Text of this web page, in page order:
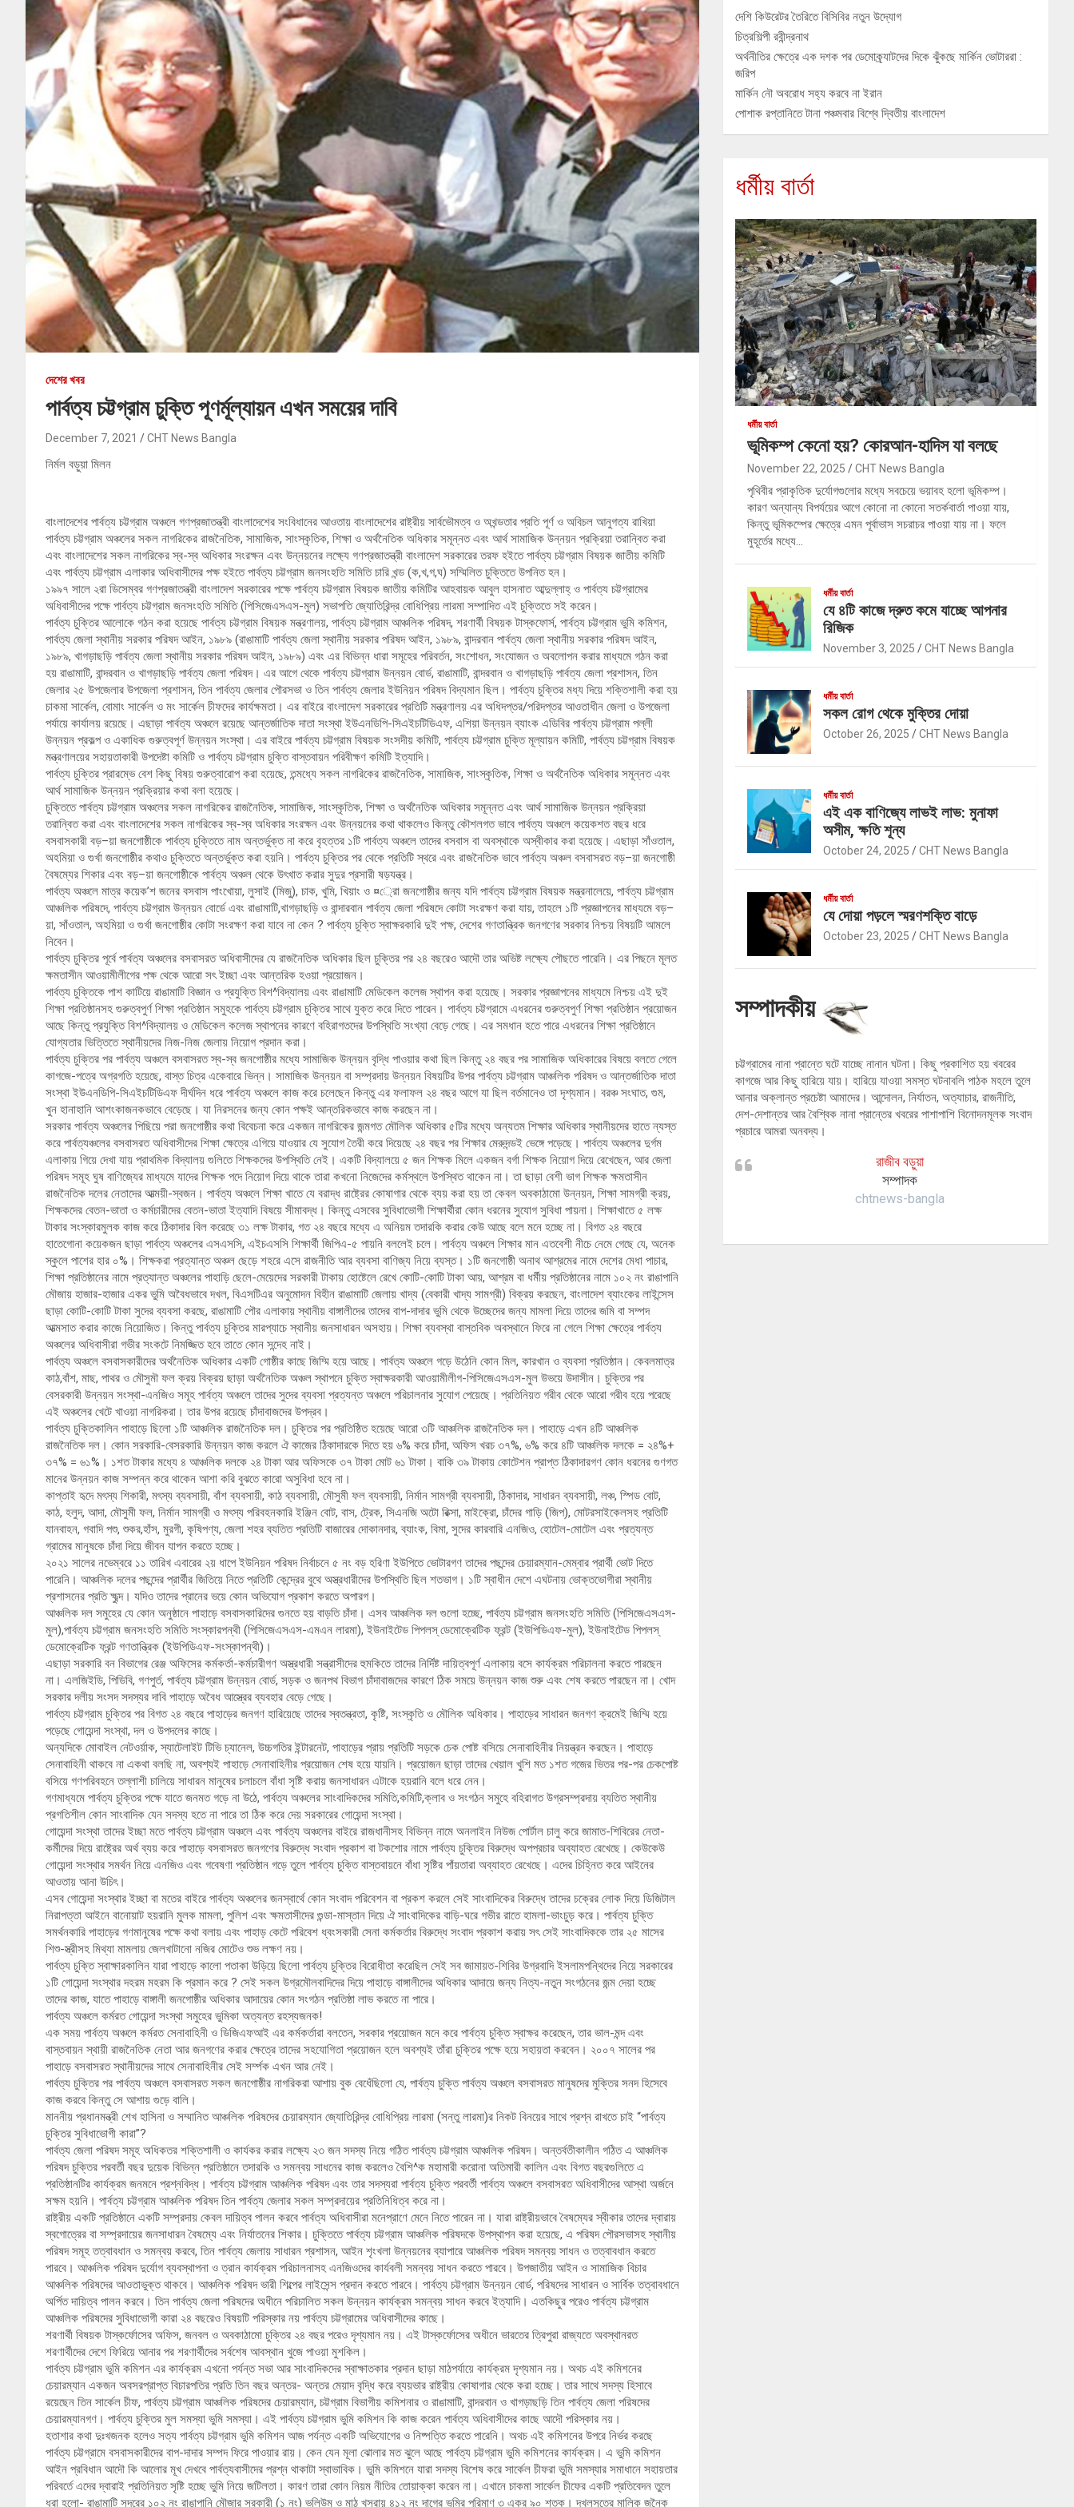
দেশের খবর
পার্বত্য চট্টগ্রাম চুক্তি পূণর্মূল্যায়ন এখন সময়ের দাবি
December 7, 2021 CHT News Bangla
নির্মল বড়ুয়া মিলন
বাংলাদেশের পার্বত্য চট্টগ্রাম অঞ্চলে গণপ্রজাতন্ত্রী বাংলাদেশের সংবিধানের আওতায় বাংলাদেশের রাষ্ট্রীয় সার্বভৌমত্ব ও অখন্ডতার প্রতি পূর্ণ ও অবিচল আনুগত্য রাখিয়া
পার্বত্য চট্টগ্রাম অঞ্চলের সকল নাগরিকের রাজনৈতিক, সামাজিক, সাংস্কৃতিক, শিক্ষা ও অর্থনৈতিক অধিকার সমূন্নত এবং আর্থ সামাজিক উন্নয়ন প্রক্রিয়া তরান্বিত করা
এবং বাংলাদেশের সকল নাগরিকের স্ব-স্ব অধিকার সংরক্ষন এবং উন্নয়নের লক্ষ্যে গণপ্রজাতন্ত্রী বাংলাদেশ সরকারের তরফ হইতে পার্বত্য চট্টগ্রাম বিষয়ক জাতীয় কমিটি
এবং পার্বত্য চট্টগ্রাম এলাকার অধিবাসীদের পক্ষ হইতে পার্বত্য চট্টগ্রাম জনসংহতি সমিতি চারি খন্ড (ক,খ,গ,ঘ) সম্মিলিত চুক্তিতে উপনিত হন।
১৯৯৭ সালে ২রা ডিসেম্বর গণপ্রজাতন্ত্রী বাংলাদেশ সরকারের পক্ষে পার্বত্য চট্টগ্রাম বিষয়ক জাতীয় কমিটির আহবায়ক আবুল হাসনাত আব্দুল্লাহ্ ও পার্বত্য চট্টগ্রামের
অধিবাসীদের পক্ষে পার্বত্য চট্টগ্রাম জনসংহতি সমিতি (পিসিজেএসএস-মুল) সভাপতি জ্যোতিরিন্দ্র বোধিপ্রিয় লারমা সম্পাদিত এই চুক্তিতে সই করেন।
পার্বত্য চুক্তির আলোকে গঠন করা হয়েছে পার্বত্য চট্টগ্রাম বিষয়ক মন্ত্রণালয়, পার্বত্য চট্টগ্রাম আঞ্চলিক পরিষদ, শরণার্থী বিষয়ক টাস্কফোর্স, পার্বত্য চট্টগ্রাম ভুমি কমিশন,
পার্বত্য জেলা স্থানীয় সরকার পরিষদ আইন, ১৯৮৯ (রাঙামাটি পার্বত্য জেলা স্থানীয় সরকার পরিষদ আইন, ১৯৮৯, বান্দরবান পার্বত্য জেলা স্থানীয় সরকার পরিষদ আইন,
১৯৮৯, খাগড়াছড়ি পার্বত্য জেলা স্থানীয় সরকার পরিষদ আইন, ১৯৮৯) এবং এর বিভিন্ন ধারা সমূহের পরিবর্তন, সংশোধন, সংযোজন ও অবলোপন করার মাধ্যমে গঠন করা
হয় রাঙামাটি, বান্দরবান ও খাগড়াছড়ি পার্বত্য জেলা পরিষদ। এর আগে থেকে পার্বত্য চট্টগ্রাম উন্নয়ন বোর্ড, রাঙামাটি, বান্দরবান ও খাগড়াছড়ি পার্বত্য জেলা প্রশাসন, তিন
জেলার ২৫ উপজেলার উপজেলা প্রশাসন, তিন পার্বত্য জেলার পৌরসভা ও তিন পার্বত্য জেলার ইউনিয়ন পরিষদ বিদ্যমান ছিল। পার্বত্য চুক্তির মধ্য দিয়ে শক্তিশালী করা হয়
চাকমা সার্কেল, বোমাং সার্কেল ও মং সার্কেল চীফদের কার্যক্ষমতা। এর বাইরে বাংলাদেশ সরকারের প্রতিটি মন্ত্রণালয় এর অধিদপ্তর/পরিদপ্তর আওতাধীন জেলা ও উপজেলা
পর্যায়ে কার্যালয় রয়েছে। এছাড়া পার্বত্য অঞ্চলে রয়েছে আন্তর্জাতিক দাতা সংস্থা ইউএনডিপি-সিএইচটিডিএফ, এশিয়া উন্নয়ন ব্যাংক এডিবির পার্বত্য চট্টগ্রাম পল্লী
উন্নয়ন প্রকল্প ও একাধিক গুরুত্বপূর্ণ উন্নয়ন সংস্থা। এর বাইরে পার্বত্য চট্টগ্রাম বিষয়ক সংসদীয় কমিটি, পার্বত্য চট্টগ্রাম চুক্তি মূল্যায়ন কমিটি, পার্বত্য চট্টগ্রাম বিষয়ক
মন্ত্রণালয়ের সহায়তাকারী উপদেষ্টা কমিটি ও পার্বত্য চট্টগ্রাম চুক্তি বাস্তবায়ন পরিবীক্ষণ কমিটি ইত্যাদি।
পার্বত্য চুক্তির প্রারম্ভে বেশ কিছু বিষয় গুরুত্বারোপ করা হয়েছে, তন্মধ্যে সকল নাগরিকের রাজনৈতিক, সামাজিক, সাংস্কৃতিক, শিক্ষা ও অর্থনৈতিক অধিকার সমূন্নত এবং
আর্থ সামাজিক উন্নয়ন প্রক্রিয়ার কথা বলা হয়েছে।
চুক্তিতে পার্বত্য চট্টগ্রাম অঞ্চলের সকল নাগরিকের রাজনৈতিক, সামাজিক, সাংস্কৃতিক, শিক্ষা ও অর্থনৈতিক অধিকার সমূন্নত এবং আর্থ সামাজিক উন্নয়ন প্রক্রিয়া
তরান্বিত করা এবং বাংলাদেশের সকল নাগরিকের স্ব-স্ব অধিকার সংরক্ষন এবং উন্নয়নের কথা থাকলেও কিন্তু কৌশলগত ভাবে পার্বত্য অঞ্চলে কয়েকশত বছর ধরে
বসবাসকারী বড়–য়া জনগোষ্ঠীকে পার্বত্য চুক্তিতে নাম অন্তর্ভুক্ত না করে বৃহত্তর ১টি পার্বত্য অঞ্চলে তাদের বসবাস বা অবস্থাকে অস্বীকার করা হয়েছে। এছাড়া সাঁওতাল,
অহমিয়া ও গুর্খা জনগোষ্ঠীর কথাও চুক্তিতে অন্তর্ভুক্ত করা হয়নি। পার্বত্য চুক্তির পর থেকে প্রতিটি স্থরে এবং রাজনৈতিক ভাবে পার্বত্য অঞ্চল বসবাসরত বড়–য়া জনগোষ্ঠী
বৈষম্যের শিকার এবং বড়–য়া জনগোষ্ঠীকে পার্বত্য অঞ্চল থেকে উৎখাত করার সুদুর প্রসারী ষড়যন্ত্র।
পার্বত্য অঞ্চলে মাত্র কয়েক’শ জনের বসবাস পাংখোয়া, লুসাই (মিজু), চাক, খুমি, খিয়াং ও ¤্রাে জনগোষ্ঠীর জন্য যদি পার্বত্য চট্টগ্রাম বিষয়ক মন্ত্রনালেয়ে, পার্বত্য চট্টগ্রাম
আঞ্চলিক পরিষদে, পার্বত্য চট্টগ্রাম উন্নয়ন বোর্ডে এবং রাঙামাটি,খাগড়াছড়ি ও বান্দারবান পার্বত্য জেলা পরিষদে কোটা সংরক্ষণ করা যায়, তাহলে ১টি প্রজ্ঞাপনের মাধ্যমে বড়–
য়া, সাঁওতাল, অহমিয়া ও গুর্খা জনগোষ্ঠীর কোটা সংরক্ষণ করা যাবে না কেন ? পার্বত্য চুক্তি স্বাক্ষরকারি দুই পক্ষ, দেশের গণতান্ত্রিক জনগণের সরকার নিশ্চয় বিষয়টি আমলে
নিবেন।
পার্বত্য চুক্তির পূর্বে পার্বত্য অঞ্চলের বসবাসরত অধিবাসীদের যে রাজনৈতিক অধিকার ছিল চুক্তির পর ২৪ বছরেও আদৌ তার অভিষ্ট লক্ষ্যে পৌছতে পারেনি। এর পিছনে মূলত
ক্ষমতাসীন আওয়ামীলীগের পক্ষ থেকে আরো সৎ ইচ্ছা এবং আন্তরিক হওয়া প্রয়োজন।
পার্বত্য চুক্তিকে পাশ কাটিয়ে রাঙামাটি বিজ্ঞান ও প্রযুক্তি বিশ^বিদ্যালয় এবং রাঙামাটি মেডিকেল কলেজ স্থাপন করা হয়েছে। সরকার প্রজ্ঞাপনের মাধ্যমে নিশ্চয় এই দুই
শিক্ষা প্রতিষ্ঠানসহ গুরুত্বপুর্ণ শিক্ষা প্রতিষ্ঠান সমুহকে পার্বত্য চট্টগ্রাম চুক্তির সাথে যুক্ত করে দিতে পারেন। পার্বত্য চট্টগ্রামে এধরনের গুরুত্বপুর্ণ শিক্ষা প্রতিষ্ঠান প্রয়োজন
আছে কিন্তু প্রযুক্তি বিশ^বিদ্যালয় ও মেডিকেল কলেজ স্থাপনের কারণে বহিরাগতদের উপস্থিতি সংখ্যা বেড়ে গেছে। এর সমধান হতে পারে এধরনের শিক্ষা প্রতিষ্ঠানে
যোগ্যতার ভিত্তিতে স্থানীয়দের নিজ-নিজ জেলায় নিয়োগ প্রদান করা।
পার্বত্য চুক্তির পর পার্বত্য অঞ্চলে বসবাসরত স্ব-স্ব জনগোষ্ঠীর মধ্যে সামাজিক উন্নয়ন বৃদ্ধি পাওয়ার কথা ছিল কিন্তু ২৪ বছর পর সামাজিক অধিকারের বিষয়ে বলতে গেলে
কাগজে-পত্রে অগ্রগতি হয়েছে, বাস্ত চিত্র একেবারে ভিন্ন। সামাজিক উন্নয়ন বা সম্প্রদায় উন্নয়ন বিষয়টির উপর পার্বত্য চট্টগ্রাম আঞ্চলিক পরিষদ ও আন্তর্জাতিক দাতা
সংস্থা ইউএনডিপি-সিএইচটিডিএফ দীর্ঘদিন ধরে পার্বত্য অঞ্চলে কাজ করে চলেছেন কিন্তু এর ফলাফল ২৪ বছর আগে যা ছিল বর্তমানেও তা দৃশ্যমান। বরঞ্চ সংঘাত, গুম,
খুন হানাহানি আশংকাজনকভাবে বেড়েছে। যা নিরসনের জন্য কোন পক্ষই আন্তরিকভাবে কাজ করছেন না।
সরকার পার্বত্য অঞ্চলের পিছিয়ে পরা জনগোষ্ঠীর কথা বিবেচনা করে একজন নাগরিকের জন্মগত মৌলিক অধিকার ৫টির মধ্যে অন্যতম শিক্ষার অধিকার স্থানীয়দের হাতে ন্যস্ত
করে পার্বত্যঞ্চলের বসবাসরত অধিবাসীদের শিক্ষা ক্ষেত্রে এগিয়ে যাওয়ার যে সুযোগ তৈরী করে দিয়েছে ২৪ বছর পর শিক্ষার মেরুদন্ডই ভেঙ্গে পড়েছে। পার্বত্য অঞ্চলের দুর্গম
এলাকায় গিয়ে দেখা যায় প্রাথমিক বিদ্যালয় গুলিতে শিক্ষকদের উপস্থিতি নেই। একটি বিদ্যালয়ে ৫ জন শিক্ষক মিলে একজন বর্গা শিক্ষক নিয়োগ দিয়ে রেখেছেন, আর জেলা
পরিষদ সমূহ ঘুষ বাণিজ্যের মাধ্যমে যাদের শিক্ষক পদে নিয়োগ দিয়ে থাকে তারা কখনো নিজেদের কর্মস্থলে উপস্থিত থাকেন না। তা ছাড়া বেশী ভাগ শিক্ষক ক্ষমতাসীন
রাজনৈতিক দলের নেতাদের আত্ময়ী-স্বজন। পার্বত্য অঞ্চলে শিক্ষা খাতে যে বরাদ্ধ রাষ্ট্রের কোষাগার থেকে ব্যয় করা হয় তা কেবল অবকাঠামো উন্নয়ন, শিক্ষা সামগ্রী ক্রয়,
শিক্ষকদের বেতন-ভাতা ও কর্মচারীদের বেতন-ভাতা ইত্যাদি বিষয়ে সীমাবদ্ধ। কিন্তু এসবের সুবিধাভোগী শিক্ষার্থীরা কোন ধরনের সুযোগ সুবিধা পায়না। শিক্ষাখাতে ৫ লক্ষ
টাকার সংস্কারমুলক কাজ করে ঠিকাদার বিল করেছে ৩১ লক্ষ টাকার, গত ২৪ বছরে মধ্যে এ অনিয়ম তদারকি করার কেউ আছে বলে মনে হচ্ছে না। বিগত ২৪ বছরে
হাতেগোনা কয়েকজন ছাড়া পার্বত্য অঞ্চলের এসএসসি, এইচএসসি শিক্ষার্থী জিপিএ-৫ পায়নি বললেই চলে। পার্বত্য অঞ্চলে শিক্ষার মান এতবেশী নীচে নেমে গেছে যে, অনেক
স্কুলে পাশের হার ০%। শিক্ষকরা প্রত্যান্ত অঞ্চল ছেড়ে শহরে এসে রাজনীতি আর ব্যবসা বাণিজ্য নিয়ে ব্যস্ত। ১টি জনগোষ্ঠী অনাথ আশ্রমের নামে দেশের মেধা পাচার,
শিক্ষা প্রতিষ্ঠানের নামে প্রত্যান্ত অঞ্চলের পাহাড়ি ছেলে-মেয়েদের সরকারী টাকায় হোষ্টেলে রেখে কোটি-কোটি টাকা আয়, আশ্রম বা ধর্মীয় প্রতিষ্ঠানের নামে ১০২ নং রাঙাপানি
মৌজায় হাজার-হাজার একর ভুমি অবৈধভাবে দখল, বিএসটিএর অনুমোদন বিহীন রাঙামাটি জেলায় খাদ্য (বেকারী খাদ্য সামগ্রী) বিক্রয় করছেন, বাংলাদেশ ব্যাংকের লাইন্সেস
ছাড়া কোটি-কোটি টাকা সুদের ব্যবসা করছে, রাঙামাটি পৌর এলাকায় স্থানীয় বাঙ্গালীদের তাদের বাপ-দাদার ভুমি থেকে উচ্ছেদের জন্য মামলা দিয়ে তাদের জমি বা সম্পদ
আত্মসাত করার কাজে নিয়োজিত। কিন্তু পার্বত্য চুক্তির মারপ্যাচে স্থানীয় জনসাধারন অসহায়। শিক্ষা ব্যবস্থা বাস্তবিক অবস্থানে ফিরে না গেলে শিক্ষা ক্ষেত্রে পার্বত্য
অঞ্চলের অধিবাসীরা গভীর সংকটে নিমজ্জিত হবে তাতে কোন সন্দেহ নাই।
পার্বত্য অঞ্চলে বসবাসকারীদের অর্থনৈতিক অধিকার একটি গোষ্ঠীর কাছে জিম্মি হয়ে আছে। পার্বত্য অঞ্চলে গড়ে উঠেনি কোন মিল, কারখান ও ব্যবসা প্রতিষ্ঠান। কেবলমাত্র
কাঠ,বাঁশ, মাছ, পাথর ও মৌসুমৗ ফল ক্রয় বিক্রয় ছাড়া অর্থনৈতিক অঞ্চল স্থাপনে চুক্তি স্বাক্ষরকারী আওয়ামীলীগ-পিসিজেএসএস-মুল উভয়ে উদাসীন। চুক্তির পর
বেসরকারী উন্নয়ন সংস্থা-এনজিও সমূহ পার্বত্য অঞ্চলে তাদের সুদের ব্যবসা প্রত্যন্ত অঞ্চলে পরিচালনার সুযোগ পেয়েছে। প্রতিনিয়ত গরীব থেকে আরো গরীব হয়ে পরেছে
এই অঞ্চলের খেটে খাওয়া নাগরিকরা। তার উপর রয়েছে চাঁদাবাজদের উপদ্রব।
পার্বত্য চুক্তিকালিন পাহাড়ে ছিলো ১টি আঞ্চলিক রাজনৈতিক দল। চুক্তির পর প্রতিষ্ঠিত হয়েছে আরো ৩টি আঞ্চলিক রাজনৈতিক দল। পাহাড়ে এখন ৪টি আঞ্চলিক
রাজনৈতিক দল। কোন সরকারি-বেসরকারি উন্নয়ন কাজ করলে ঐ কাজের ঠিকাদারকে দিতে হয় ৬% করে চাঁদা, অফিস খরচ ৩৭%, ৬% করে ৪টি আঞ্চলিক দলকে = ২৪%+
৩৭% = ৬১%। ১শত টাকার মধ্যে ৪ আঞ্চলিক দলকে ২৪ টাকা আর অফিসকে ৩৭ টাকা মোট ৬১ টাকা। বাকি ৩৯ টাকায় কোটেশন প্রাপ্ত ঠিকাদারগণ কোন ধরনের গুণগত
মানের উন্নয়ন কাজ সম্পন্ন করে থাকেন আশা করি বুঝতে কারো অসুবিধা হবে না।
কাপ্তাই হৃদে মৎস্য শিকারী, মৎস্য ব্যবসায়ী, বাঁশ ব্যবসায়ী, কাঠ ব্যবসায়ী, মৌসুমী ফল ব্যবসায়ী, নির্মান সামগ্রী ব্যবসায়ী, ঠিকাদার, সাধারন ব্যবসায়ী, লঞ্চ, স্পিড বোট,
কাঠ, হলুদ, আদা, মৌসুমী ফল, নির্মান সামগ্রী ও মৎস্য পরিবহনকারি ইঞ্জিন বোট, বাস, ট্রেক, সিএনজি অটো রিক্সা, মাইক্রো, চাঁদের গাড়ি (জিপ), মোটরসাইকেলসহ প্রতিটি
যানবাহন, গবাদি পশু, শুকর,হাঁস, মুরগী, কৃষিপণ্য, জেলা শহর ব্যতিত প্রতিটি বাজারের দোকানদার, ব্যাংক, বিমা, সুদের কারবারি এনজিও, হোটেল-মোটেল এবং প্রত্যন্ত
গ্রামের মানুষকে চাঁদা দিয়ে জীবন যাপন করতে হচ্ছে।
২০২১ সালের নভেম্বরে ১১ তারিখ এবারের ২য় ধাপে ইউনিয়ন পরিষদ নির্বাচনে ৫ নং বড় হরিণা ইউপিতে ভোটারগণ তাদের পছন্দের চেয়ারম্যান-মেম্বার প্রার্থী ভোট দিতে
পারেনি। আঞ্চলিক দলের পছন্দের প্রার্থীর জিতিয়ে নিতে প্রতিটি কেন্দ্রের বুথে অস্ত্রধারীদের উপস্থিতি ছিল শতভাগ। ১টি স্বাধীন দেশে এঘটনায় ভোক্তভোগীরা স্থানীয়
প্রশাসনের প্রতি ক্ষুব্দ। যদিও তাদের প্রানের ভয়ে কোন অভিযোগ প্রকাশ করতে অপারগ।
আঞ্চলিক দল সমুহের যে কোন অনুষ্ঠানে পাহাড়ে বসবাসকারিদের গুনতে হয় বাড়তি চাঁদা। এসব আঞ্চলিক দল গুলো হচ্ছে, পার্বত্য চট্টগ্রাম জনসংহতি সমিতি (পিসিজেএসএস-
মুল),পার্বত্য চট্টগ্রাম জনসংহতি সমিতি সংস্কারপন্থী (পিসিজেএসএস-এমএন লারমা), ইউনাইটেড পিপলস্ ডেমোক্রেটিক ফ্রন্ট (ইউপিডিএফ-মুল), ইউনাইটেড পিপলস্
ডেমোক্রেটিক ফ্রন্ট গণতান্ত্রিক (ইউপিডিএফ-সংস্কাপন্থী)।
এছাড়া সরকারি বন বিভাগের রেঞ্জ অফিসের কর্মকর্তা-কর্মচারীগণ অস্ত্রধারী সন্ত্রাসীদের হুমকিতে তাদের নির্দিষ্ট দায়িত্বপূর্ণ এলাকায় বসে কার্যক্রম পরিচালনা করতে পারছেন
না। এলজিইডি, পিডিবি, গণপুর্ত, পার্বত্য চট্টগ্রাম উন্নয়ন বোর্ড, সড়ক ও জনপথ বিভাগ চাঁদাবাজদের কারণে ঠিক সময়ে উন্নয়ন কাজ শুরু এবং শেষ করতে পারছেন না। খোদ
সরকার দলীয় সংসদ সদস্যর দাবি পাহাড়ে অবৈধ আস্ত্রের ব্যবহার বেড়ে গেছে।
পার্বত্য চট্টগ্রাম চুক্তির পর বিগত ২৪ বছরে পাহাড়ের জনগণ হারিয়েছে তাদের স্বতন্ত্রতা, কৃষ্টি, সংস্কৃতি ও মৌলিক অধিকার। পাহাড়ের সাধারন জনগণ ক্রমেই জিম্মি হয়ে
পড়েছে গোয়েন্দা সংস্থা, দল ও উপদলের কাছে।
অন্যদিকে মোবাইল নেটওর্য়াক, স্যাটেলাইট টিভি চ্যানেল, উচ্চগতির ইন্টারনেট, পাহাড়ের প্রায় প্রতিটি সড়কে চেক পোষ্ট বসিয়ে সেনাবাহিনীর নিয়ন্ত্রন করছেন। পাহাড়ে
সেনাবাহিনী থাকবে না একথা বলছি না, অবশ্যই পাহাড়ে সেনাবাহিনীর প্রয়োজন শেষ হয়ে যায়নি। প্রয়োজন ছাড়া তাদের খেয়াল খুশি মত ১শত গজের ভিতর পর-পর চেকপোষ্ট
বসিয়ে গণপরিবহনে তল্লাশী চালিয়ে সাধারন মানুষের চলাচলে বাঁধা সৃষ্টি করায় জনসাধারন এটাকে হয়রানি বলে ধরে নেন।
গণমাধ্যমে পার্বত্য চুক্তির পক্ষে যাতে জনমত গড়ে না উঠে, পার্বত্য অঞ্চলের সাংবাদিকদের সমিতি,কমিটি,ক্লাব ও সংগঠন সমুহে বহিরাগত উগ্রসম্প্রদায় ব্যতিত স্থানীয়
প্রগতিশীল কোন সাংবাদিক যেন সদস্য হতে না পারে তা ঠিক করে দেয় সরকারের গোয়েন্দা সংস্থা।
গোয়েন্দা সংস্থা তাদের ইচ্ছা মতে পার্বত্য চট্টগ্রাম অঞ্চলে এবং পার্বত্য অঞ্চলের বাইরে রাজধানীসহ বিভিন্ন নামে অনলাইন নিউজ পোর্টাল চালু করে জামাত-শিবিরের নেতা-
কর্মীদের দিয়ে রাষ্ট্রের অর্থ ব্যয় করে পাহাড়ে বসবাসরত জনগণের বিরুদ্ধে সংবাদ প্রকাশ বা টকশোর নামে পার্বত্য চুক্তির বিরুদ্ধে অপপ্রচার অব্যাহত রেখেছে। কেউকেউ
গোয়েন্দা সংস্থার সমর্থন নিয়ে এনজিও এবং গবেষণা প্রতিষ্ঠান গড়ে তুলে পার্বত্য চুক্তি বাস্তবায়নে বাঁধা সৃষ্টির পাঁয়তারা অব্যাহত রেখেছে। এদের চিহ্নিত করে আইনের
আওতায় আনা উচিৎ।
এসব গোয়েন্দা সংস্থার ইচ্ছা বা মতের বাইরে পার্বত্য অঞ্চলের জনস্বার্থে কোন সংবাদ পরিবেশন বা প্রকশ করলে সেই সাংবাদিকের বিরুদ্ধে তাদের চক্রের লোক দিয়ে ডিজিটাল
নিরাপত্তা আইনে বানোয়াট হয়রানি মুলক মামলা, পুলিশ এবং ক্ষমতাসীদের গুন্ডা-মাস্তান দিয়ে ঐ সাংবাদিকের বাড়ি-ঘরে গভীর রাতে হামলা-ভাংচুড় করে। পার্বত্য চুক্তি
সমর্থনকারি পাহাড়ের গণমানুষের পক্ষে কথা বলায় এবং পাহাড় কেটে পরিবেশ ধ্বংসকারী সেনা কর্মকর্তার বিরুদ্ধে সংবাদ প্রকাশ করায় সৎ সেই সাংবাদিককে তার ২৫ মাসের
শিশু-স্ত্রীসহ মিথ্যা মামলায় জেলখাটানো নজির মোটেও শুভ লক্ষণ নয়।
পার্বত্য চুক্তি স্বাক্ষারকালিন যারা পাহাড়ে কালো পতাকা উড়িয়ে ছিলো পার্বত্য চুক্তির বিরোধীতা করেছিল সেই সব জামায়ত-শিবির উগ্রবাদি ইসলামপন্থিদের নিয়ে সরকারের
১টি গোয়েন্দা সংস্থার দহরম মহরম কি প্রমান করে ? সেই সকল উগ্রমৌলবাদিদের দিয়ে পাহাড়ে বাঙ্গালীদের অধিকার আদায়ে জন্য নিত্য-নতুন সংগঠনের জন্ম দেয়া হচ্ছে
তাদের কাজ, যাতে পাহাড়ে বাঙ্গালী জনগোষ্ঠীর অধিকার আদায়ের কোন সংগঠন প্রতিষ্ঠা লাভ করতে না পারে।
পার্বত্য অঞ্চলে কর্মরত গোয়েন্দা সংস্থা সমুহের ভুমিকা অত্যন্ত রহস্যজনক!
এক সময় পার্বত্য অঞ্চলে কর্মরত সেনাবাহিনী ও ডিজিএফআই এর কর্মকর্তারা বলতেন, সরকার প্রয়োজন মনে করে পার্বত্য চুক্তি স্বাক্ষর করেছেন, তার ভাল-মন্দ এবং
বাস্তবায়ন স্থায়ী রাজনৈতিক নেতা আর জনগণের করার ক্ষেত্রে তাদের সহযোগিতা প্রয়োজন হলে অবশ্যই তাঁরা চুক্তির পক্ষে হয়ে সহায়তা করবেন। ২০০৭ সালের পর
পাহাড়ে বসবাসরত স্থানীয়দের সাথে সেনাবাহিনীর সেই সর্ম্পক এখন আর নেই।
পার্বত্য চুক্তির পর পার্বত্য অঞ্চলে বসবাসরত সকল জনগোষ্ঠীর নাগরিকরা আশায় বুক বেধেঁছিলো যে, পার্বত্য চুক্তি পার্বত্য অঞ্চলে বসবাসরত মানুষদের মুক্তির সনদ হিসেবে
কাজ করবে কিন্তু সে আশায় গুড়ে বালি।
মাননীয় প্রধানমন্ত্রী শেখ হাসিনা ও সম্মানিত আঞ্চলিক পরিষদের চেয়ারম্যান জ্যোতিরিন্দ্র বোধিপ্রিয় লারমা (সন্তু লারমা)র নিকট বিনয়ের সাথে প্রশ্ন রাখতে চাই “পার্বত্য
চুক্তির সুবিধাভোগী কারা”?
পার্বত্য জেলা পরিষদ সমূহ অধিকতর শক্তিশালী ও কার্যকর করার লক্ষ্যে ২৩ জন সদস্য নিয়ে গঠিত পার্বত্য চট্টগ্রাম আঞ্চলিক পরিষদ। অন্তর্বতীকালীন গঠিত এ আঞ্চলিক
পরিষদ চুক্তির পরবর্তী বছর দুয়েক বিভিন্ন প্রতিষ্ঠানে তদারকি ও সমন্বয় সাধনের কাজ করলেও বৈশি^ক মহামারী করোনা অতিমারী কালিন এবং বিগত বছরগুলিতে এ
প্রতিষ্ঠানটির কার্যক্রম জনমনে প্রশ্নবিদ্ধ। পার্বত্য চট্টগ্রাম আঞ্চলিক পরিষদ এবং তার সদস্যরা পার্বত্য চুক্তি পরবর্তী পার্বত্য অঞ্চলে বসবাসরত অধিবাসীদের আস্থা অর্জনে
সক্ষম হয়নি। পার্বত্য চট্টগ্রাম আঞ্চলিক পরিষদ তিন পার্বত্য জেলার সকল সম্প্রদায়ের প্রতিনিধিত্ব করে না।
রাষ্ট্রীয় একটি প্রতিষ্ঠানে একটি সম্প্রদায় কেবল দায়িত্ব পালন করবে পার্বত্য অধিবাসীরা মনেপ্রাণে মেনে নিতে পারেন না। যারা রাষ্ট্রীয়ভাবে বৈষম্যের স্বীকার তাদের দ্বারায়
স্বগোত্রের বা সম্প্রদায়ের জনসাধারন বৈষম্যে এবং নির্যাতনের শিকার। চুক্তিতে পার্বত্য চট্টগ্রাম আঞ্চলিক পরিষদকে উপস্থাপন করা হয়েছে, এ পরিষদ পৌরসভাসহ স্থানীয়
পরিষদ সমূহ তত্বাবধান ও সমন্বয় করবে, তিন পার্বত্য জেলায় সাধারন প্রশাসন, আইন শৃংখলা উন্নয়নের ব্যাপারে আঞ্চলিক পরিষদ সমন্বয় সাধন ও তত্বাবধান করতে
পারবে। আঞ্চলিক পরিষদ দুর্যোগ ব্যবস্থাপনা ও ত্রান কার্যক্রম পরিচালনাসহ এনজিওদের কার্যবলী সমন্বয় সাধন করতে পারবে। উপজাতীয় আইন ও সামাজিক বিচার
আঞ্চলিক পরিষদের আওতাভুক্ত থাকবে। আঞ্চলিক পরিষদ ভারী শিল্পের লাইসেন্স প্রদান করতে পারবে। পার্বত্য চট্টগ্রাম উন্নয়ন বোর্ড, পরিষদের সাধারন ও সার্বিক তত্বাবধানে
অর্পিত দায়িত্ব পালন করবে। তিন পার্বত্য জেলা পরিষদের অধীনে পরিচালিত সকল উন্নয়ন কার্যক্রম সমন্বয় সাধন করবে ইত্যাদি। এতকিছুর পরেও পার্বত্য চট্টগ্রাম
আঞ্চলিক পরিষদের সুবিধাভোগী কারা ২৪ বছরেও বিষয়টি পরিস্কার নয় পার্বত্য চট্টগ্রামের অধিবাসীদের কাছে।
শরণার্থী বিষয়ক টাস্কর্ফোসের অফিস, জনবল ও অবকাঠামো চুক্তির ২৪ বছর পরেও দৃশ্যমান নয়। এই টাস্কর্ফোসের অধীনে ভারতের ত্রিপুরা রাজ্যতে অবস্থানরত
শরণার্থীদের দেশে ফিরিয়ে আনার পর শরণার্থীদের সর্বশেষ আবস্থান খুজে পাওয়া মুশকিল।
পার্বত্য চট্টগ্রাম ভুমি কমিশন এর কার্যক্রম এখনো পর্যন্ত সভা আর সাংবাদিকদের স্বাক্ষাতকার প্রদান ছাড়া মাঠপর্যায়ে কার্যক্রম দৃশ্যমান নয়। অথচ এই কমিশনের
চেয়ারম্যান একজন অবসরপ্রাপ্ত বিচারপতির প্রতি তিন বছর অন্তর- অন্তর মেয়াদ বৃদ্ধি করে ব্যয়ভার রাষ্ট্রীয় কোষাগার থেকে করা হচ্ছে। তার সাথে সদস্য হিসাবে
রয়েছেন তিন সার্কেল চীফ, পার্বত্য চট্টগ্রাম আঞ্চলিক পরিষদের চেয়ারম্যান, চট্টগ্রাম বিভাগীয় কমিশনার ও রাঙামাটি, বান্দরবান ও খাগড়াছড়ি তিন পার্বত্য জেলা পরিষদের
চেয়ারম্যানগণ। পার্বত্য চুক্তির মুল সমস্যা ভুমি সমস্যা। এই পার্বত্য চট্টগ্রাম ভুমি কমিশন কি কাজ করেন পার্বত্য অধিবাসীদের কাছে আদৌ পরিস্কার নয়।
হতাশার কথা দুঃখজনক হলেও সত্য পার্বত্য চট্টগ্রাম ভুমি কমিশন আজ পর্যন্ত একটি অভিযোগের ও নিষ্পত্তি করতে পারেনি। অথচ এই কমিশনের উপরে নির্ভর করছে
পার্বত্য চট্টগ্রামে বসবাসকারীদের বাপ-দাদার সম্পদ ফিরে পাওয়ার রায়। কেন যেন মূলা ঝোলার মত ঝুলে আছে পার্বত্য চট্টগ্রাম ভুমি কমিশনের কার্যক্রম। এ ভুমি কমিশন
আইন প্রবিধান আদৌ কি আলোর মূখ দেখবে পার্বত্যবাসীদের প্রশ্ন থাকাটা স্বাভাবিক। ভুমি কমিশনে যারা সদস্য বিশেষ করে সার্কেল চীফরা ভুমি সমস্যার সমাধানে সহায়তার
পরিবর্তে এদের দ্বারাই প্রতিনিয়ত সৃষ্টি হচ্ছে ভুমি নিয়ে জটিলতা। কারণ তারা কোন নিয়ম নীতির তোয়াক্কা করেন না। এখানে চাকমা সার্কেল চীফের একটি প্রতিবেদন তুলে
ধরা হলো- রাঙামাটি সদরের ১০২ নং রাঙাপানি মৌজার সরকারী (১ নং) ভলিউম ও মাঠ খসরায় ৪১২ নং দাগের ভুমির পরিমাণ ৩ একর ৯০ শতক। দখলসূত্রে মালিক জনৈক
দেশি কিউরেটর তৈরিতে বিসিবির নতুন উদ্যোগ
চিত্রশিল্পী রবীন্দ্রনাথ
অর্থনীতির ক্ষেত্রে এক দশক পর ডেমোক্র্যাটদের দিকে ঝুঁকছে মার্কিন ভোটাররা :
জরিপ
মার্কিন নৌ অবরোধ সহ্য করবে না ইরান
পোশাক রপ্তানিতে টানা পঞ্চমবার বিশ্বে দ্বিতীয় বাংলাদেশ
ধর্মীয় বার্তা
ধর্মীয় বার্তা
ভূমিকম্প কেনো হয়? কোরআন-হাদিস যা বলছে
November 22, 2025 CHT News Bangla
পৃথিবীর প্রাকৃতিক দুর্যোগগুলোর মধ্যে সবচেয়ে ভয়াবহ হলো ভূমিকম্প।
কারণ অন্যান্য বিপর্যয়ের আগে কোনো না কোনো সতর্কবার্তা পাওয়া যায়,
কিন্তু ভূমিকম্পের ক্ষেত্রে এমন পূর্বাভাস সচরাচর পাওয়া যায় না। ফলে
মুহূর্তের মধ্যে…
ধর্মীয় বার্তা
যে ৪টি কাজে দ্রুত কমে যাচ্ছে আপনার
রিজিক
November 3, 2025 CHT News Bangla
ধর্মীয় বার্তা
সকল রোগ থেকে মুক্তির দোয়া
October 26, 2025 CHT News Bangla
ধর্মীয় বার্তা
এই এক বাণিজ্যে লাভই লাভ: মুনাফা
অসীম, ক্ষতি শূন্য
October 24, 2025 CHT News Bangla
ধর্মীয় বার্তা
যে দোয়া পড়লে স্মরণশক্তি বাড়ে
October 23, 2025 CHT News Bangla
সম্পাদকীয়
চট্টগ্রামের নানা প্রান্তে ঘটে যাচ্ছে নানান ঘটনা। কিছু প্রকাশিত হয় খবরের
কাগজে আর কিছু হারিয়ে যায়। হারিয়ে যাওয়া সমস্ত ঘটনাবলি পাঠক মহলে তুলে
আনার অক্লান্ত প্রচেষ্টা আমাদের। আন্দোলন, নির্যাতন, অত্যাচার, রাজনীতি,
দেশ-দেশান্তর আর বৈশ্বিক নানা প্রান্তের খবরের পাশাপাশি বিনোদনমূলক সংবাদ
প্রচারে আমরা অনবদ্য।
রাজীব বড়ুয়া
সম্পাদক
chtnews-bangla